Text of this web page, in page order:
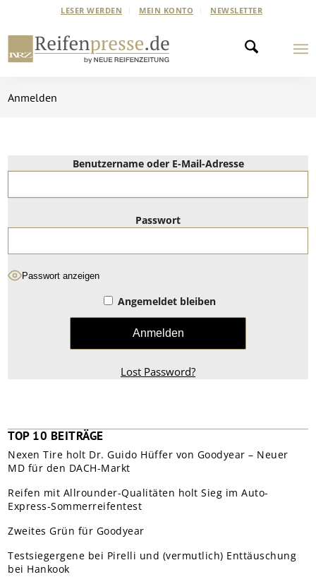
LESER WERDEN MEIN KONTO NEWSLETTER
Anmelden
Benutzername oder E-Mail-Adresse
Passwort
Passwort anzeigen
Angemeldet bleiben
Lost Password?
TOP 10 BEITRÄGE
Nexen Tire holt Dr. Guido Hüffer von Goodyear – Neuer
MD für den DACH-Markt
Reifen mit Allrounder-Qualitäten holt Sieg im Auto-
Express-Sommerreifentest
Zweites Grün für Goodyear
Testsiegergene bei Pirelli und (vermutlich) Enttäuschung
bei Hankook